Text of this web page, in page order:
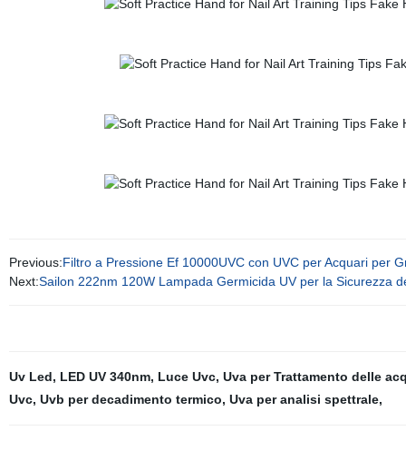
Previous:Filtro a Pressione Ef 10000UVC con UVC per Acquari per
Next:Sailon 222nm 120W Lampada Germicida UV per la Sicurezza
Uv Led, LED UV 340nm, Luce Uvc, Uva per Trattamento delle
Uvc, Uvb per decadimento termico, Uva per analisi spettrale,